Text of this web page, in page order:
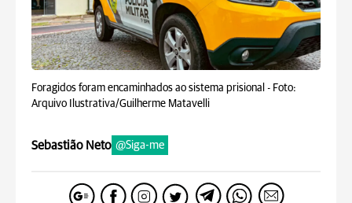
Foragidos foram encaminhados ao sistema prisional - Foto:
Arquivo Ilustrativa/Guilherme Matavelli
Sebastião Neto @Siga-me